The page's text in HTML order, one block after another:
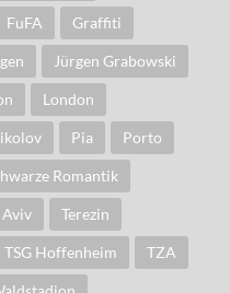
FuFA Graffiti
Jürgen Grabowski
London
Pia Porto
Romantik
Aviv Terezin
TSG Hoffenheim TZA